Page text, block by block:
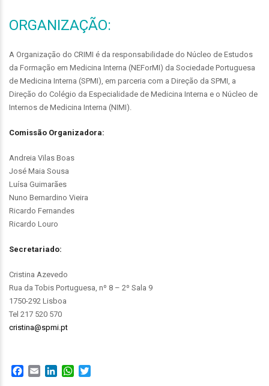
ORGANIZAÇÃO:
A Organização do CRIMI é da responsabilidade do Núcleo de Estudos
da Formação em Medicina Interna (NEForMI) da Sociedade Portuguesa
de Medicina Interna (SPMI), em parceria com a Direção da SPMI, a
Direção do Colégio da Especialidade de Medicina Interna e o Núcleo de
Internos de Medicina Interna (NIMI).
Comissão Organizadora:
Andreia Vilas Boas
José Maia Sousa
Luísa Guimarães
Nuno Bernardino Vieira
Ricardo Fernandes
Ricardo Louro
Secretariado:
Cristina Azevedo
Rua da Tobis Portuguesa, nº 8 – 2º Sala 9
1750-292 Lisboa
Tel 217 520 570
cristina@spmi.pt
Facebook
Email LinkedInWhatsApp